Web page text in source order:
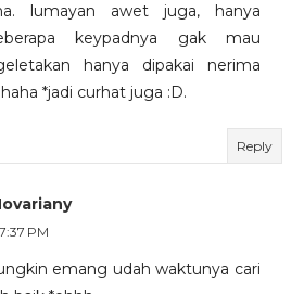
lumayan awet juga, hanya
keypadnya gak mau
hanya dipakai nerima
*jadi curhat juga :D.
Reply
PM
emang udah waktunya cari